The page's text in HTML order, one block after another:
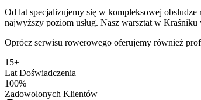
Od lat specjalizujemy się w kompleksowej
najwyższy poziom usług. Nasz warsztat w
Oprócz serwisu rowerowego oferujemy również
15+
Lat Doświadczenia
100%
Zadowolonych Klientów